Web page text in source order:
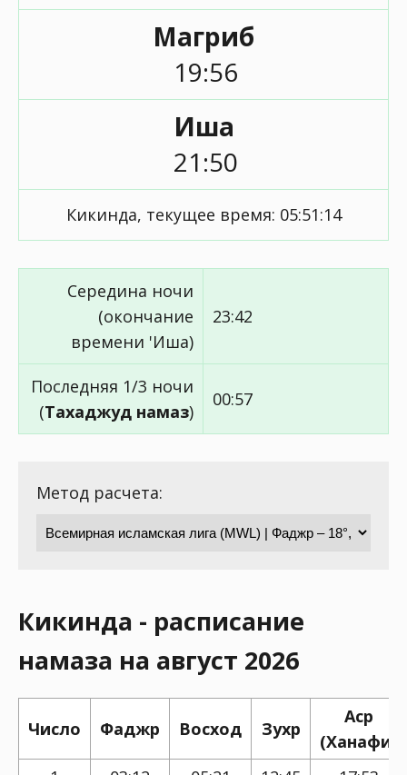
Магриб
19:56
Иша
21:50
Кикинда, текущее время: 05:51:14
Середина ночи
(окончание
времени 'Иша)
23:42
Последняя 1/3 ночи
(Тахаджуд намаз)
00:57
Метод расчета:
Кикинда - расписание
намаза на август 2026
Число Фаджр Восход Зухр
Аср
(Ханафи)